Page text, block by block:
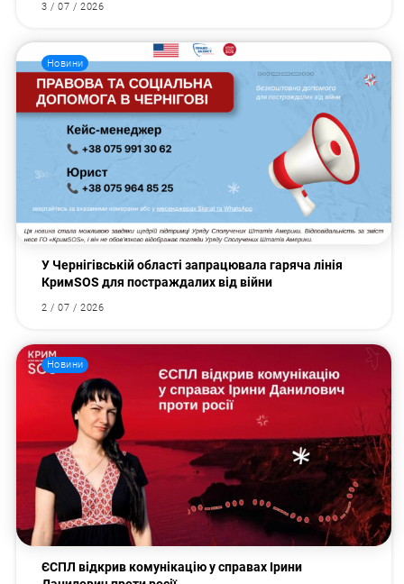
3 / 07 / 2026
Новини
У Чернігівській області запрацювала гаряча лінія
КримSOS для постраждалих від війни
2 / 07 / 2026
Новини
ЄСПЛ відкрив комунікацію у справах Ірини